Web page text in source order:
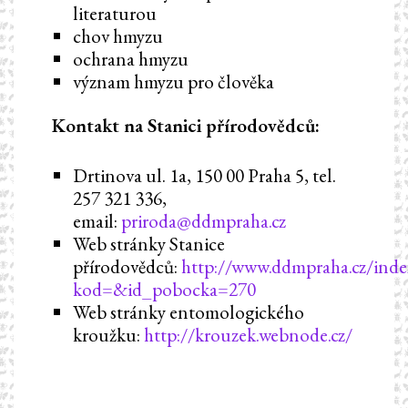
literaturou
chov hmyzu
ochrana hmyzu
význam hmyzu pro člověka
Kontakt na Stanici přírodovědců:
Drtinova ul. 1a, 150 00 Praha 5, tel.
257 321 336,
email: priroda@ddmpraha.cz
Web stránky Stanice
přírodovědců:http://www.ddmpraha.cz/
kod=&id_pobocka=270
Web stránky entomologického
kroužku:http://krouzek.webnode.cz/